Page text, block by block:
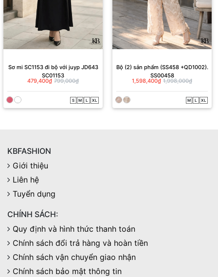
Sơ mi SC1153 đi bộ với juyp JD643
SC01153
479,400₫ 799,000₫
S M L XL
Bộ (2) sản phẩm (SS458 +QD1002).
SS00458
1,598,400₫ 1,998,000₫
M L XL
KBFASHION
Giới thiệu
Liên hệ
Tuyển dụng
CHÍNH SÁCH:
Quy định và hình thức thanh toán
Chính sách đổi trả hàng và hoàn tiền
Chính sách vận chuyển giao nhận
Chính sách bảo mật thông tin